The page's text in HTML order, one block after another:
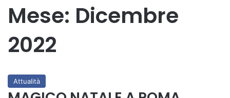
Mese: Dicembre
2022
Attualità